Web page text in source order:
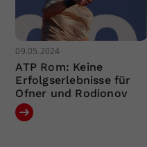
09.05.2024
ATP Rom: Keine
Erfolgserlebnisse für
Ofner und Rodionov